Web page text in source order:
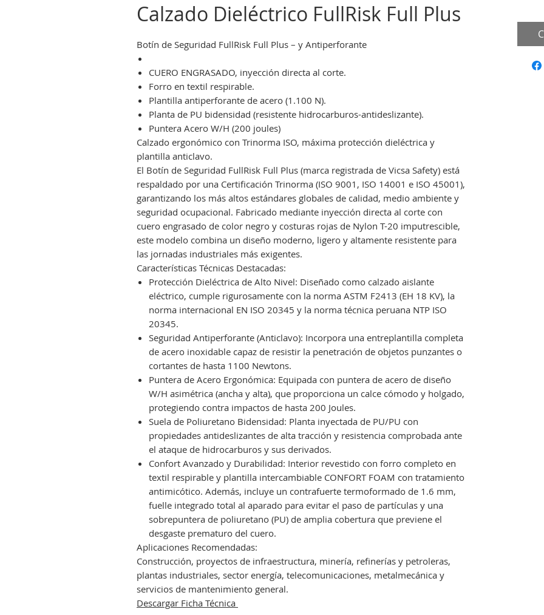
Calzado Dieléctrico FullRisk Full Plus
Botín de Seguridad FullRisk Full Plus – y Antiperforante
CUERO ENGRASADO, inyección directa al corte.
Forro en textil respirable.
Plantilla antiperforante de acero (1.100 N).
Planta de PU bidensidad (resistente hidrocarburos-antideslizante).
Puntera Acero W/H (200 joules)
Calzado ergonómico con Trinorma ISO, máxima protección dieléctrica y
plantilla anticlavo.
El Botín de Seguridad FullRisk Full Plus (marca registrada de Vicsa Safety) está
respaldado por una Certificación Trinorma (ISO 9001, ISO 14001 e ISO 45001),
garantizando los más altos estándares globales de calidad, medio ambiente y
seguridad ocupacional. Fabricado mediante inyección directa al corte con
cuero engrasado de color negro y costuras rojas de Nylon T-20 imputrescible,
este modelo combina un diseño moderno, ligero y altamente resistente para
las jornadas industriales más exigentes.
Características Técnicas Destacadas:
Protección Dieléctrica de Alto Nivel: Diseñado como calzado aislante
eléctrico, cumple rigurosamente con la norma ASTM F2413 (EH 18 KV), la
norma internacional EN ISO 20345 y la norma técnica peruana NTP ISO
20345.
Seguridad Antiperforante (Anticlavo): Incorpora una entreplantilla completa
de acero inoxidable capaz de resistir la penetración de objetos punzantes o
cortantes de hasta 1100 Newtons.
Puntera de Acero Ergonómica: Equipada con puntera de acero de diseño
W/H asimétrica (ancha y alta), que proporciona un calce cómodo y holgado,
protegiendo contra impactos de hasta 200 Joules.
Suela de Poliuretano Bidensidad: Planta inyectada de PU/PU con
propiedades antideslizantes de alta tracción y resistencia comprobada ante
el ataque de hidrocarburos y sus derivados.
Confort Avanzado y Durabilidad: Interior revestido con forro completo en
textil respirable y plantilla intercambiable CONFORT FOAM con tratamiento
antimicótico. Además, incluye un contrafuerte termoformado de 1.6 mm,
fuelle integrado total al aparado para evitar el paso de partículas y una
sobrepuntera de poliuretano (PU) de amplia cobertura que previene el
desgaste prematuro del cuero.
Aplicaciones Recomendadas:
Construcción, proyectos de infraestructura, minería, refinerías y petroleras,
plantas industriales, sector energía, telecomunicaciones, metalmecánica y
servicios de mantenimiento general.
Descargar Ficha Técnica